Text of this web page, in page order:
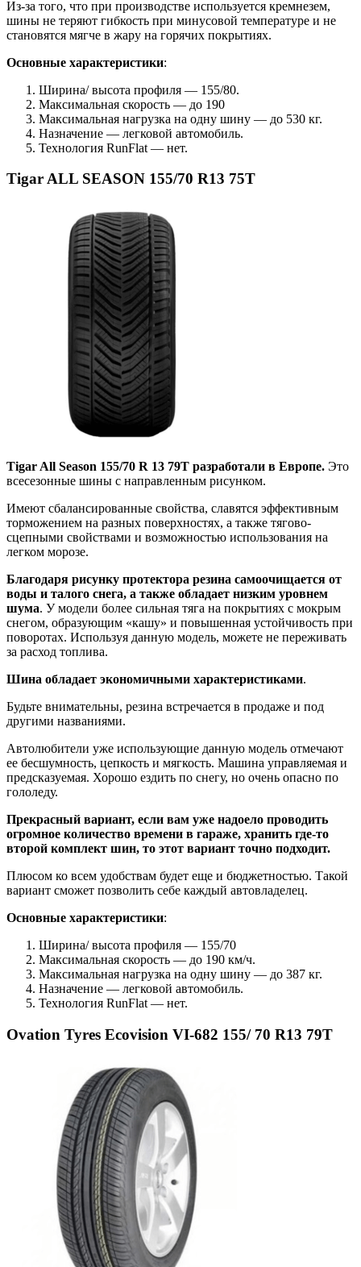
Из-за того, что при производстве используется кремнезем,
шины не теряют гибкость при минусовой температуре и не
становятся мягче в жару на горячих покрытиях.
Основные характеристики:
Ширина/ высота профиля — 155/80.
Максимальная скорость — до 190
Максимальная нагрузка на одну шину — до 530 кг.
Назначение — легковой автомобиль.
Технология RunFlat — нет.
Tigar ALL SEASON 155/70 R13 75T
Tigar All Season 155/70 R 13 79T разработали в Европе. Это
всесезонные шины с направленным рисунком.
Имеют сбалансированные свойства, славятся эффективным
торможением на разных поверхностях, а также тягово-
сцепными свойствами и возможностью использования на
легком морозе.
Благодаря рисунку протектора резина самоочищается от
воды и талого снега, а также обладает низким уровнем
шума. У модели более сильная тяга на покрытиях с мокрым
снегом, образующим «кашу» и повышенная устойчивость при
поворотах. Используя данную модель, можете не переживать
за расход топлива.
Шина обладает экономичными характеристиками.
Будьте внимательны, резина встречается в продаже и под
другими названиями.
Автолюбители уже использующие данную модель отмечают
ее бесшумность, цепкость и мягкость. Машина управляемая и
предсказуемая. Хорошо ездить по снегу, но очень опасно по
гололеду.
Прекрасный вариант, если вам уже надоело проводить
огромное количество времени в гараже, хранить где-то
второй комплект шин, то этот вариант точно подходит.
Плюсом ко всем удобствам будет еще и бюджетностью. Такой
вариант сможет позволить себе каждый автовладелец.
Основные характеристики:
Ширина/ высота профиля — 155/70
Максимальная скорость — до 190 км/ч.
Максимальная нагрузка на одну шину — до 387 кг.
Назначение — легковой автомобиль.
Технология RunFlat — нет.
Ovation Tyres Ecovision VI-682 155/ 70 R13 79T